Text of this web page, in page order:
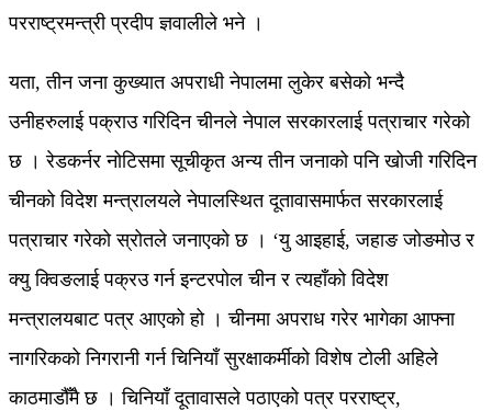
परराष्ट्रमन्त्री प्रदीप ज्ञवालीले भने ।
यता, तीन जना कुख्यात अपराधी नेपालमा लुकेर बसेको भन्दै
उनीहरुलाई पक्राउ गरिदिन चीनले नेपाल सरकारलाई पत्राचार गरेको
छ । रेडकर्नर नोटिसमा सूचीकृत अन्य तीन जनाको पनि खोजी गरिदिन
चीनको विदेश मन्त्रालयले नेपालस्थित दूतावासमार्फत सरकारलाई
पत्राचार गरेको स्रोतले जनाएको छ । ‘यु आइहाई, जहाङ जोङमोउ र
क्यु क्विङलाई पक्रउ गर्न इन्टरपोल चीन र त्यहाँको विदेश
मन्त्रालयबाट पत्र आएको हो । चीनमा अपराध गरेर भागेका आफ्ना
नागरिकको निगरानी गर्न चिनियाँ सुरक्षाकर्मीको विशेष टोली अहिले
काठमाडौँमै छ । चिनियाँ दूतावासले पठाएको पत्र परराष्ट्र,